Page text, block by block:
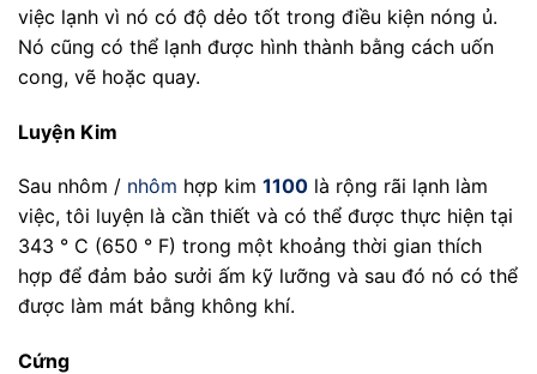
việc lạnh vì nó có độ dẻo tốt trong điều kiện nóng ủ.
Nó cũng có thể lạnh được hình thành bằng cách uốn
cong, vẽ hoặc quay.
Luyện Kim
Sau nhôm / nhôm hợp kim 1100 là rộng rãi lạnh làm
việc, tôi luyện là cần thiết và có thể được thực hiện tại
343 ° C (650 ° F) trong một khoảng thời gian thích
hợp để đảm bảo sưởi ấm kỹ lưỡng và sau đó nó có thể
được làm mát bằng không khí.
Cứng